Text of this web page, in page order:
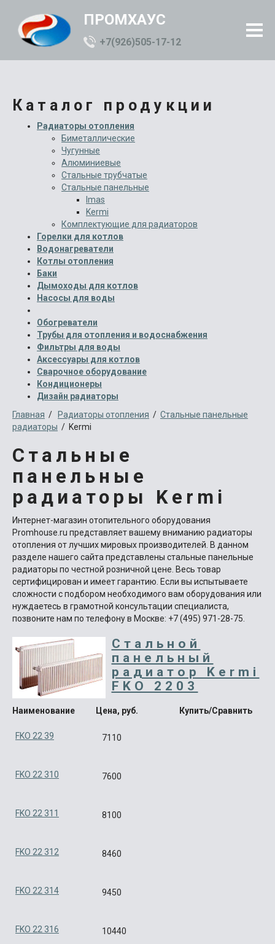
ПРОМХАУС
+7(926)505-17-12
Каталог продукции
Радиаторы отопления
Биметаллические
Чугунные
Алюминиевые
Стальные трубчатые
Стальные панельные
Imas
Kermi
Комплектующие для радиаторов
Горелки для котлов
Водонагреватели
Котлы отопления
Баки
Дымоходы для котлов
Насосы для воды
Обогреватели
Трубы для отопления и водоснабжения
Фильтры для воды
Аксессуары для котлов
Сварочное оборудование
Кондиционеры
Дизайн радиаторы
Главная / Радиаторы отопления / Стальные панельные
радиаторы / Kermi
Стальные
панельные
радиаторы Kermi
Интернет-магазин отопительного оборудования
Promhouse.ru представляет вашему вниманию радиаторы
отопления от лучших мировых производителей. В данном
разделе нашего сайта представлены стальные панельные
радиаторы по честной розничной цене. Весь товар
сертифицирован и имеет гарантию. Если вы испытываете
сложности с подбором необходимого вам оборудования или
нуждаетесь в грамотной консультации специалиста,
позвоните нам по телефону в Москве: +7 (495) 971-28-75.
Стальной
панельный
радиатор Kermi
FKO 2203
Наименование Цена, руб. Купить/Сравнить
FKO 22 39 7110
FKO 22 310 7600
FKO 22 311 8100
FKO 22 312 8460
FKO 22 314 9450
FKO 22 316 10440